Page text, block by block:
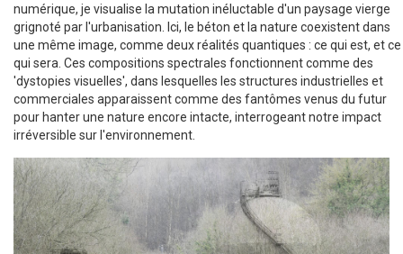
projet
numérique, je visualise la mutation inéluctable d'un paysage vierge
grignoté par l'urbanisation. Ici, le béton et la nature coexistent dans
une même image, comme deux réalités quantiques : ce qui est, et ce
qui sera. Ces compositions spectrales fonctionnent comme des
'dystopies visuelles', dans lesquelles les structures industrielles et
commerciales apparaissent comme des fantômes venus du futur
pour hanter une nature encore intacte, interrogeant notre impact
irréversible sur l'environnement.
Entete
du
projet
Photo